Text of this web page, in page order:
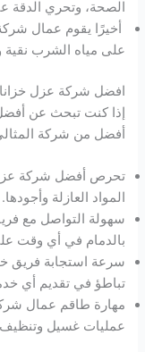
الصحة، وتحري الدقة
أخيرًا يقوم عمال
على مياه الشرب نقية
افضل شركة عزل
إذا كنت تبحث عن
أفضل من شركة
تحرص أفضل شركة عزل
المواد العازلة وأجودها.
سهولة التواصل مع
بالدمام في أي وقت
سرعة استجابة فريق
تباطؤ في تقديم أي
مهارة طاقم عمال
عمليات غسيل وتنظيف